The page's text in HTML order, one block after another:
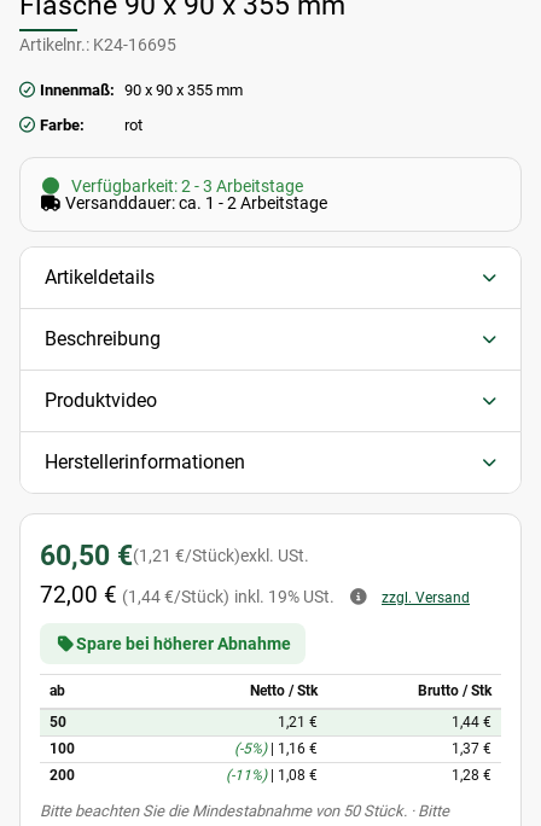
Artikelnr.: K24-16695
Innenmaß: 90 x 90 x 355 mm
Farbe:
rot
Verfügbarkeit: 2 - 3 Arbeitstage
Versanddauer: ca. 1 - 2 Arbeitstage
Artikeldetails
Beschreibung
Produktvideo
Herstellerinformationen
60,50 €(1,21 €/Stück)exkl. USt.
72,00 € (1,44 €/Stück) inkl. 19% USt. zzgl. Versand
Spare bei höherer Abnahme
ab Netto / Stk
Brutto / Stk
50
1,21 €
1,44 €
100
(-5%) 1,16 €
1,37 €
200
(-11%) 1,08 € 1,28 €
xBitte beachten Sie die Mindestabnahme von 50 Stück. · Bitte